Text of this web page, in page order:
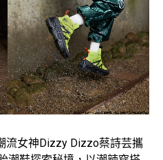
流女神Dizzy Dizzo蔡詩芸攜